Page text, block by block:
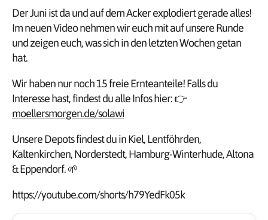
Der Juni ist da und auf dem Acker explodiert gerade alles!
Im neuen Video nehmen wir euch mit auf unsere Runde
und zeigen euch, was sich in den letzten Wochen getan
hat.
Wir haben nur noch 15 freie Ernteanteile! Falls du
Interesse hast, findest du alle Infos hier: 👉
moellersmorgen.de/solawi
Unsere Depots findest du in Kiel, Lentföhrden,
Kaltenkirchen, Norderstedt, Hamburg-Winterhude, Altona
& Eppendorf. 🌱
https://youtube.com/shorts/h79YedFk05k